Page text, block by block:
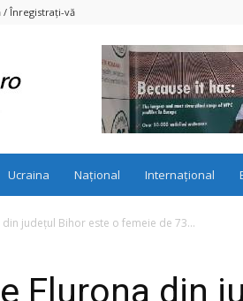
/ Înregistrați-vă
Ucraina Național Internațional
județul Bihor este o femeie de 73...
Flurona din